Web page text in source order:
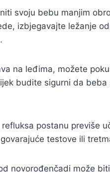
svoju bebu manjim
izbjegavajte ležanje
na leđima, možete
budite sigurni da
postanu previše
testove ili
novorođenčadi može